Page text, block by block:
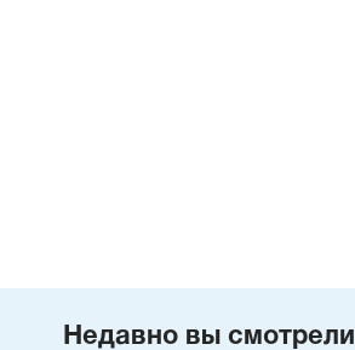
Недавно вы смотрели